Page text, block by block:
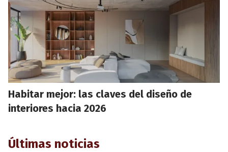
Habitar mejor: las claves del diseño de
interiores hacia 2026
Últimas noticias